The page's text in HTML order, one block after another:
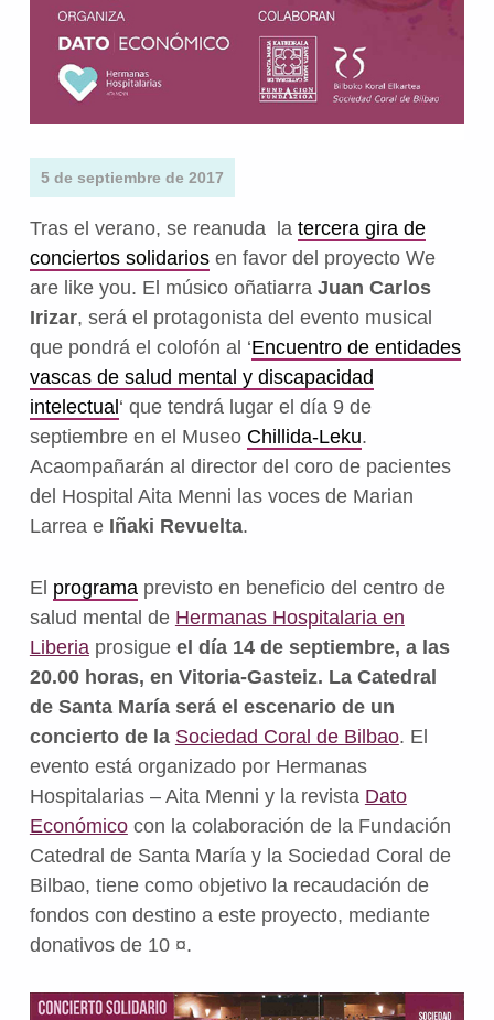
5 de septiembre de 2017
Tras el verano, se reanuda la tercera gira de
conciertos solidariosen favor del proyecto We
are like you. El músico oñatiarra Juan Carlos
Irizar, será el protagonista del evento musical
que pondrá el colofón al ‘Encuentro de entidades
vascas de salud mental y discapacidad
intelectual‘ que tendrá lugar el día 9 de
septiembre en el Museo Chillida-Leku.
Acaompañarán al director del coro de pacientes
del Hospital Aita Menni las voces de Marian
Larrea e Iñaki Revuelta.
El programa previsto en beneficio del centro de
salud mental de Hermanas Hospitalaria en
Liberia prosigue el día 14 de septiembre, a las
20.00 horas, en Vitoria-Gasteiz. La Catedral
de Santa María será el escenario de un
concierto de la Sociedad Coral de Bilbao. El
evento está organizado por Hermanas
Hospitalarias – Aita Menni y la revista Dato
Económicocon la colaboración de la Fundación
Catedral de Santa María y la Sociedad Coral de
Bilbao, tiene como objetivo la recaudación de
fondos con destino a este proyecto, mediante
donativos de 10 ¤.